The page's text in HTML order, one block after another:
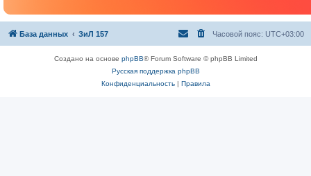
База данных ЗиЛ 157 Часовой пояс: UTC+03:00
Создано на основе phpBB® Forum Software © phpBB Limited
Русская поддержка phpBB
Конфиденциальность| Правила